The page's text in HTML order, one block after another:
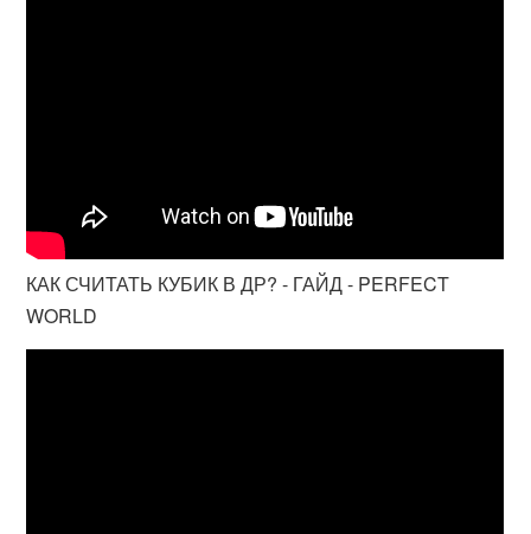
КАК СЧИТАТЬ КУБИК В ДР? - ГАЙД - PERFECT
WORLD